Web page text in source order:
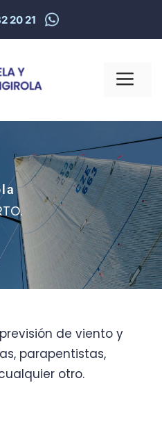
20 21
de viento y
parapentistas,
otro.